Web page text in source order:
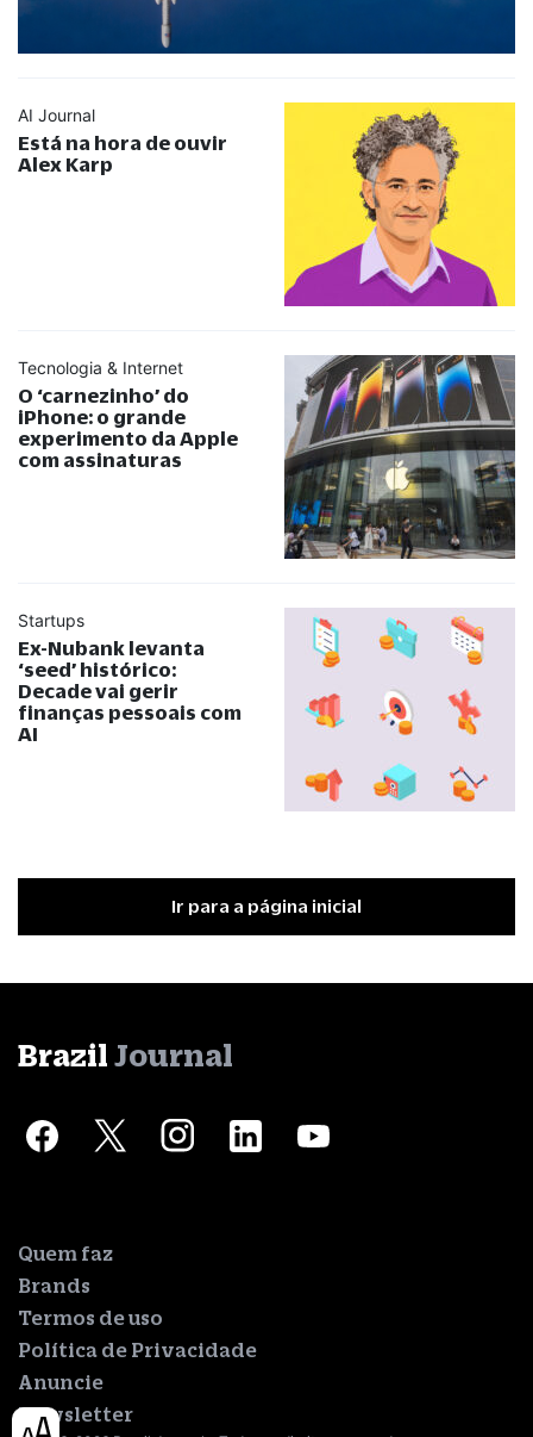
AI Journal
Está na hora de ouvir
Alex Karp
Tecnologia & Internet
O ‘carnezinho’ do
iPhone: o grande
experimento da Apple
com assinaturas
Startups
Ex-Nubank levanta
‘seed’ histórico:
Decade vai gerir
finanças pessoais com
AI
Ir para a página inicial
Brazil Journal
Quem faz
Brands
Termos de uso
Política de Privacidade
Anuncie
Newsletter